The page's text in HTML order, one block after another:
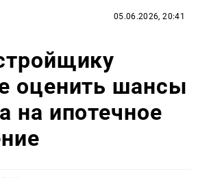
05.06.2026, 20:41
оценить шансы
на ипотечное